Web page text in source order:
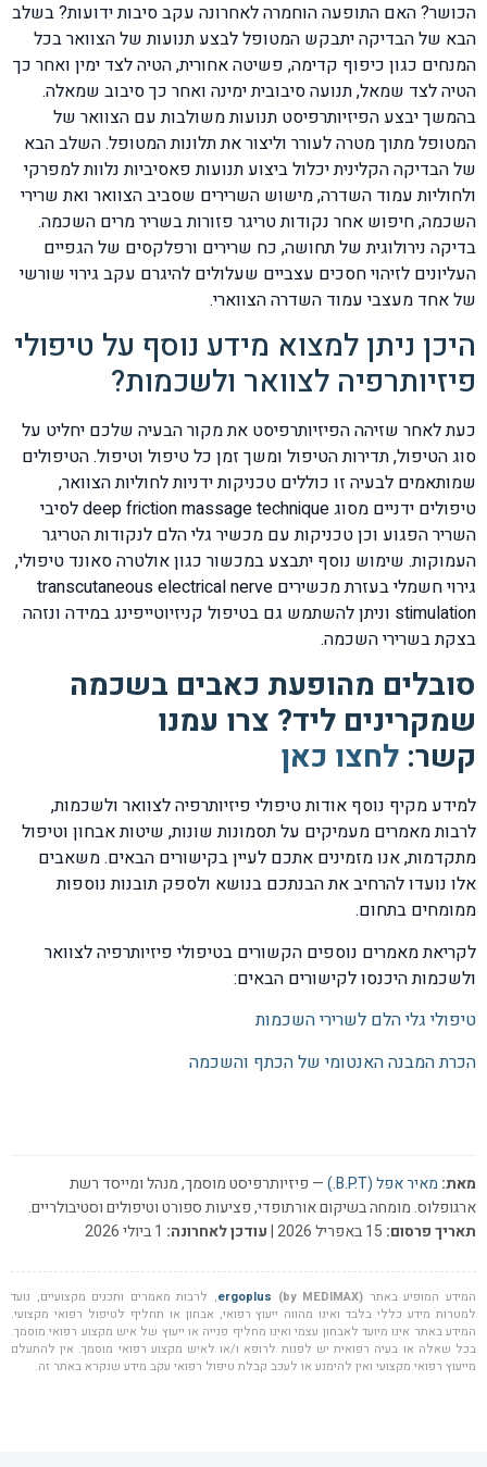
הכושר? האם התופעה הוחמרה לאחרונה עקב סיבות ידועות? בשלב
הבא של הבדיקה יתבקש המטופל לבצע תנועות של הצוואר בכל
המנחים כגון כיפוף קדימה, פשיטה אחורית, הטיה לצד ימין ואחר כך
הטיה לצד שמאל, תנועה סיבובית ימינה ואחר כך סיבוב שמאלה.
בהמשך יבצע הפיזיותרפיסט תנועות משולבות עם הצוואר של
המטופל מתוך מטרה לעורר וליצור את תלונות המטופל. השלב הבא
של הבדיקה הקלינית יכלול ביצוע תנועות פאסיביות נלוות למפרקי
ולחוליות עמוד השדרה, מישוש השרירים שסביב הצוואר ואת שרירי
השכמה, חיפוש אחר נקודות טריגר פזורות בשריר מרים השכמה.
בדיקה נירולוגית של תחושה, כח שרירים ורפלקסים של הגפיים
העליונים לזיהוי חסכים עצביים שעלולים להיגרם עקב גירוי שורשי
של אחד מעצבי עמוד השדרה הצווארי.
היכן ניתן למצוא מידע נוסף על טיפולי
פיזיותרפיה לצוואר ולשכמות?
כעת לאחר שזיהה הפיזיותרפיסט את מקור הבעיה שלכם יחליט על
סוג הטיפול, תדירות הטיפול ומשך זמן כל טיפול וטיפול. הטיפולים
שמותאמים לבעיה זו כוללים טכניקות ידניות לחוליות הצוואר,
טיפולים ידניים מסוג deep friction massage technique לסיבי
השריר הפגוע וכן טכניקות עם מכשיר גלי הלם לנקודות הטריגר
העמוקות. שימוש נוסף יתבצע במכשור כגון אולטרה סאונד טיפולי,
גירוי חשמלי בעזרת מכשירים transcutaneous electrical nerve
stimulation וניתן להשתמש גם בטיפול קניזיוטייפינג במידה ונזהה
בצקת בשרירי השכמה.
סובלים מהופעת כאבים בשכמה
שמקרינים ליד? צרו עמנו
קשר: לחצו כאן
למידע מקיף נוסף אודות טיפולי פיזיותרפיה לצוואר ולשכמות,
לרבות מאמרים מעמיקים על תסמונות שונות, שיטות אבחון וטיפול
מתקדמות, אנו מזמינים אתכם לעיין בקישורים הבאים. משאבים
אלו נועדו להרחיב את הבנתכם בנושא ולספק תובנות נוספות
ממומחים בתחום.
לקריאת מאמרים נוספים הקשורים בטיפולי פיזיותרפיה לצוואר
ולשכמות היכנסו לקישורים הבאים:
טיפולי גלי הלם לשרירי השכמות
הכרת המבנה האנטומי של הכתף והשכמה
מאת: מאיר אפל (B.P.T.)
— פיזיותרפיסט מוסמך, מנהל ומייסד רשת
ארגופלוס. מומחה בשיקום אורתופדי, פציעות ספורט וטיפולים וסטיבולריים.
תאריך פרסום:
עודכן לאחרונה:
המידע המופיע באתר ergoplus (by MEDIMAX)
, לרבות מאמרים ותכנים מקצועיים, נועד
למטרות מידע כללי בלבד ואינו מהווה ייעוץ רפואי, אבחון או תחליף לטיפול רפואי מקצועי.
המידע באתר אינו מיועד לאבחון עצמי ואינו מחליף פנייה או ייעוץ של איש מקצוע רפואי מוסמך.
בכל שאלה או בעיה רפואית יש לפנות לרופא ו/או לאיש מקצוע רפואי מוסמך. אין להתעלם
מייעוץ רפואי מקצועי ואין להימנע או לעכב קבלת טיפול רפואי עקב מידע שנקרא באתר זה.